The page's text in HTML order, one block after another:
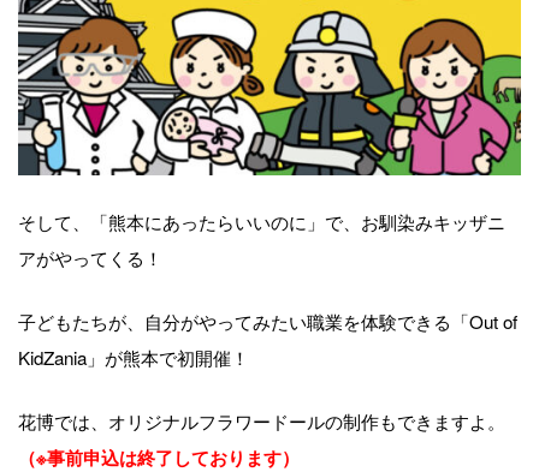
そして、「熊本にあったらいいのに」で、お馴染みキッザニ
アがやってくる！
子どもたちが、自分がやってみたい職業を体験できる「Out of
KidZania」が熊本で初開催！
花博では、オリジナルフラワードールの制作もできますよ。
（※事前申込は終了しております）